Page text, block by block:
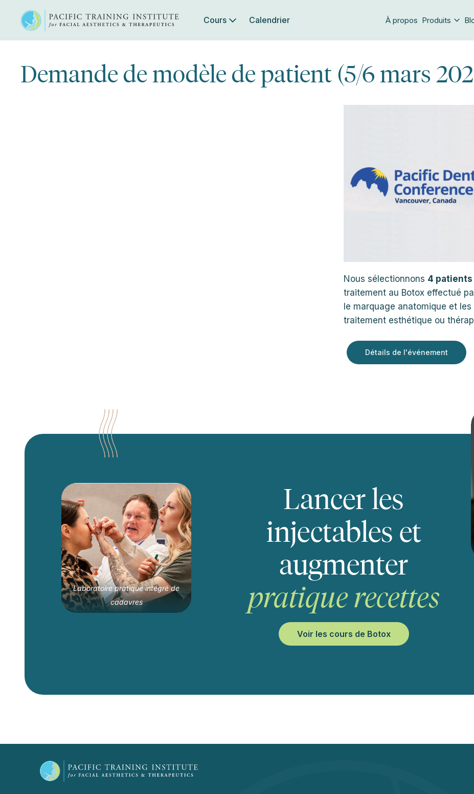
Cours Calendrier À propos Produits
Demande de modèle de patient (5/6 mars
Nous sélectionnons 4
traitement au Botox effectué
le marquage anatomique et
traitement esthétique ou
Détails de l'événement
Laboratoire pratique intégré de
cadavres
Lancer les
injectables et
augmenter
pratique recettes
Voir les cours de Botox